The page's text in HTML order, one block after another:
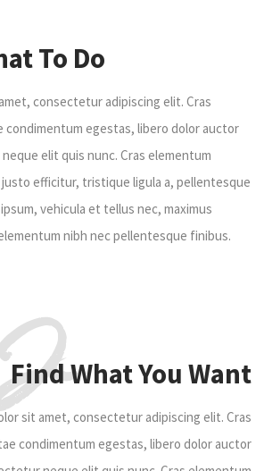
To Do
consectetur adipiscing elit. Cras
condimentum egestas, libero dolor auctor
elit quis nunc. Cras elementum
efficitur, tristique ligula a, pellentesque
vehicula et tellus nec, maximus
nibh nec pellentesque finibus.
Find What You Want
sit amet, consectetur adipiscing elit. Cras
condimentum egestas, libero dolor auctor